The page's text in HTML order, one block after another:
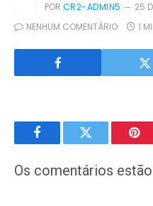
POR CR2-ADMIN5
25
NENHUM COMENTÁRIO
1
FacebookTwitter
Os comentários